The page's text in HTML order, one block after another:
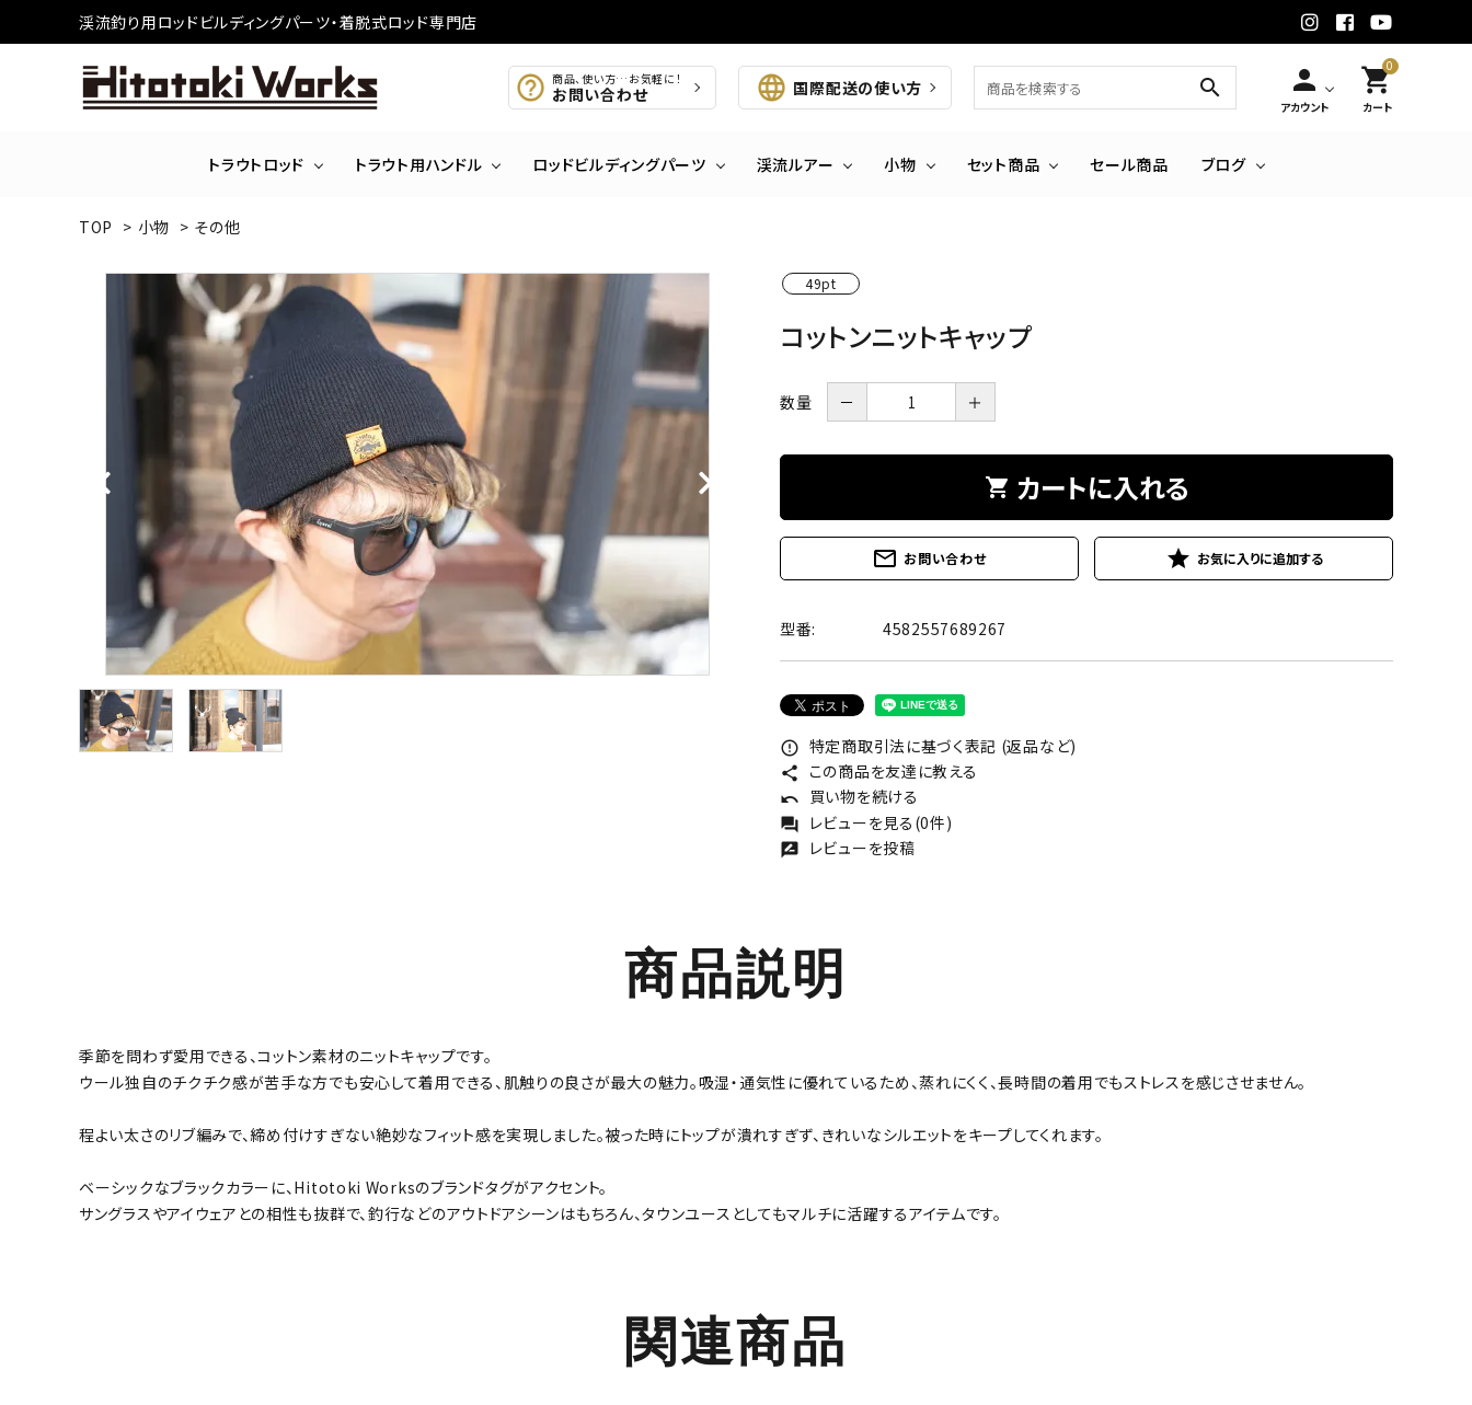
渓流釣り用ロッドビルディングパーツ・着脱式ロッド専門店
商品、使い方…お気軽に！
お問い合わせ 国際配送の使い方 search person
アカウント
0
shopping_cart
カート
トラウトロッド トラウト用ハンドル ロッドビルディングパーツ 渓流ルアー 小物 セット商品 セール商品 ブログ
TOP > 小物 > その他
49pt
コットンニットキャップ
数量 － ＋
shopping_cart カートに入れる
mail_outline お問い合わせ star
型番: 4582557689267
error_outline 特定商取引法に基づく表記 (返品など)
share この商品を友達に教える
undo 買い物を続ける
forum レビューを見る(0件)
rate_review レビューを投稿
商品説明
季節を問わず愛用できる、コットン素材のニットキャップです。
ウール独自のチクチク感が苦手な方でも安心して着用できる、肌触りの良さが最大の魅力。吸湿・通気性に優れているため、蒸れにくく、長時間の着用でもストレスを感じさせません。
程よい太さのリブ編みで、締め付けすぎない絶妙なフィット感を実現しました。被った時にトップが潰れすぎず、きれいなシルエットをキープしてくれます。
ベーシックなブラックカラーに、Hitotoki Worksのブランドタグがアクセント。
サングラスやアイウェアとの相性も抜群で、釣行などのアウトドアシーンはもちろん、タウンユースとしてもマルチに活躍するアイテムです。
関連商品